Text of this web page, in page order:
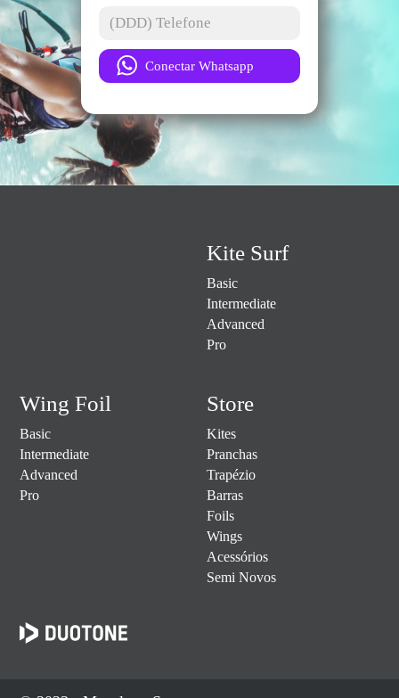
Kite Surf
Basic
Intermediate
Advanced
Pro
Wing Foil
Basic
Intermediate
Advanced
Pro
Store
Kites
Pranchas
Trapézio
Barras
Foils
Wings
Acessórios
Semi Novos